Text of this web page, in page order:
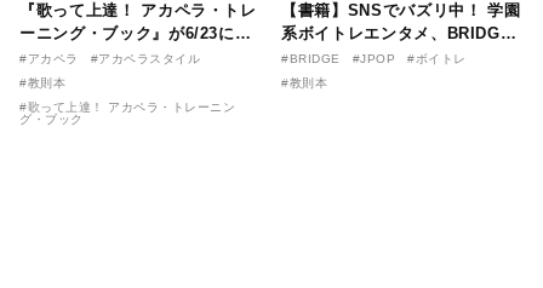
『歌って上達！ アカペラ・トレ
ーニング・ブック』が6/23に発
売！ 課題曲音源・音取り用アプ
リを公開。
#アカペラ
#アカペラスタイル
#教則本
#歌って上達！ アカペラ・トレーニン
グ・ブック
【書籍】SNSでバズリ中！ 学園
系ボイトレエンタメ、BRIDGE
が届ける教則本『１分で攻略！
ボイスタイプ別で挑む歌の上達
#BRIDGE #JPOP
#ボイトレ
#教則本